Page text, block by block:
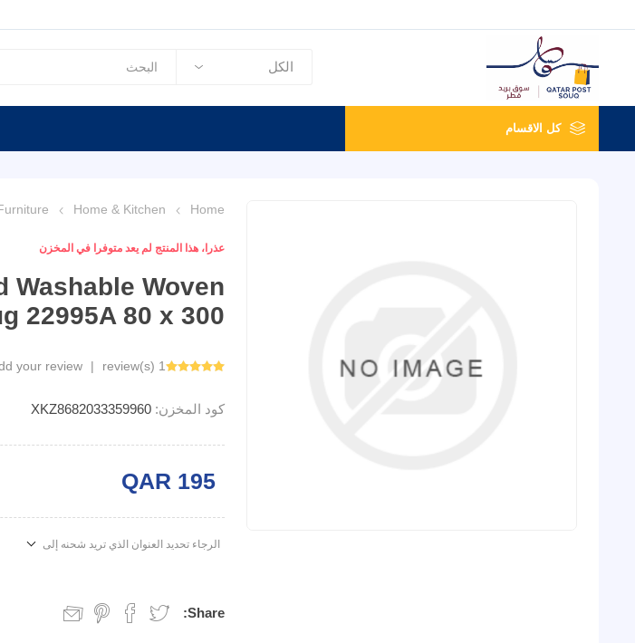
كل الاقسام
Home
Home & Kitchen
عذرا، هذا المنتج لم يعد متوفرا في المخزن
Washable Woven
22995A 80 x 300
1 review(s)
|
your review
كود المخزن: XKZ8682033359960
QAR 195
الرجاء تحديد العنوان الذي تريد شحنه إلى
Share: